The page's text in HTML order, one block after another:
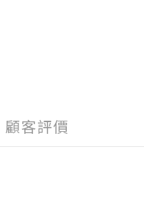
顧客評價